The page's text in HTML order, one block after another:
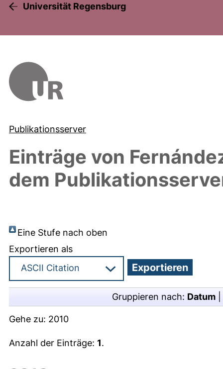
Universität Regensburg
Publikationsserver
Einträge von
dem
Eine Stufe nach oben
Exportieren als
Gruppieren nach: Datum
Gehe zu: 2010
Anzahl der Einträge: 1.